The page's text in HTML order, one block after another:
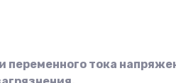
тока